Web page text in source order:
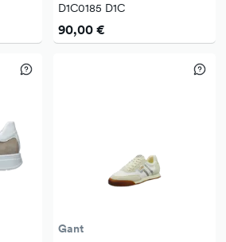
D1C0185 D1C
90,00 €
Gant